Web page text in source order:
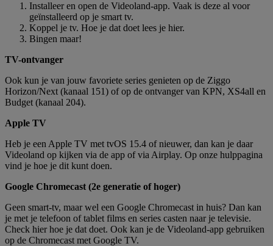
Installeer en open de Videoland-app. Vaak is deze al voor
geïnstalleerd op je smart tv.
Koppel je tv. Hoe je dat doet lees je hier.
Bingen maar!
TV-ontvanger
Ook kun je van jouw favoriete series genieten op de Ziggo
Horizon/Next (kanaal 151) of op de ontvanger van KPN, XS4all en
Budget (kanaal 204).
Apple TV
Heb je een Apple TV met tvOS 15.4 of nieuwer, dan kan je daar
Videoland op kijken via de app of via Airplay. Op onze hulppagina
vind je hoe je dit kunt doen.
Google Chromecast (2e generatie of hoger)
Geen smart-tv, maar wel een Google Chromecast in huis? Dan kan
je met je telefoon of tablet films en series casten naar je televisie.
Check hier hoe je dat doet. Ook kan je de Videoland-app gebruiken
op de Chromecast met Google TV.